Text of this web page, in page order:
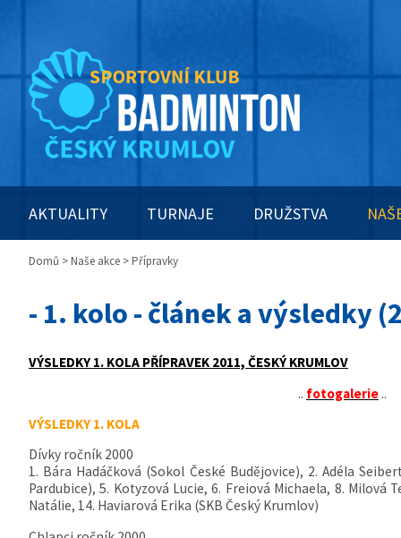
AKTUALITY TURNAJE DRUŽSTVA
Domů > Naše akce > Přípravky
- 1. kolo - článek a výsledky
VÝSLEDKY 1. KOLA PŘÍPRAVEK 2011, ČESKÝ KRUMLOV
.. fotogalerie ..
VÝSLEDKY 1. KOLA
Dívky ročník 2000
1. Bára Hadáčková (Sokol České Budějovice), 2. Adéla
Pardubice), 5. Kotyzová Lucie, 6. Freiová Michaela, 8. Milová
Natálie, 14. Haviarová Erika (SKB Český Krumlov)